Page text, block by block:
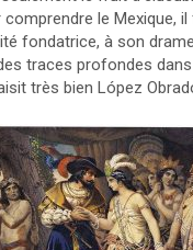
le Mexique,
fondatrice, à son
traces profondes dans
très bien López